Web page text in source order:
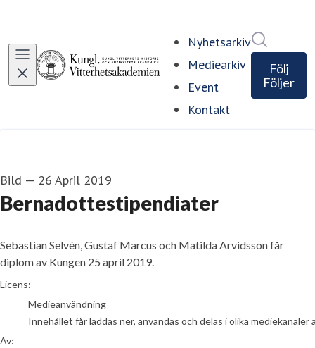
Nyhetsarkiv
Mediearkiv
Event
Kontakt
Följ
Följer
Bild — 26 April 2019
Bernadottestipendiater
Sebastian Selvén, Gustaf Marcus och Matilda Arvidsson får
diplom av Kungen 25 april 2019.
Urban Wedin
Licens:
Medieanvändning
Innehållet får laddas ner, användas och delas i olika
Av: